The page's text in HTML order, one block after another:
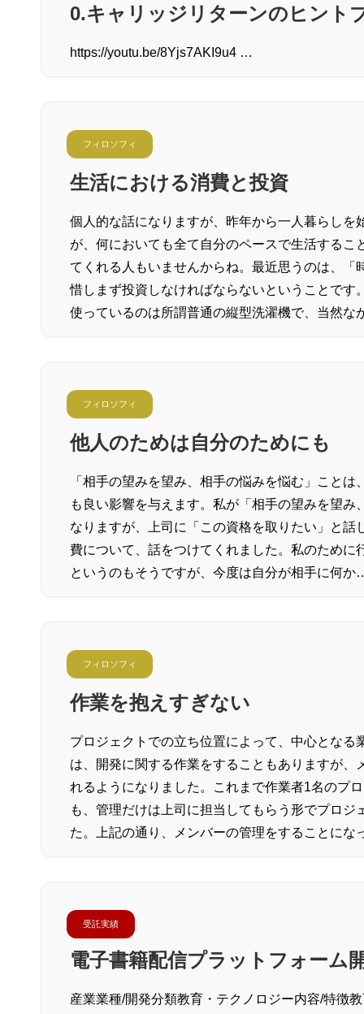
0.キャリッジリターンのヒント
https://youtu.be/8Yjs7AKI9u4 …
フィロソフィ
生活における消費と投資
個人的な話になりますが、昨年から一人暮らし
が、何においても全て自分のペースで生活する
てくれる人もいませんからね。最近思うのは、
惜しまず投資しなければならないということで
使っているのは所謂普通の縦型洗濯機で、当然な
フィロソフィ
他人のためは自分のためにも
「相手の望みを望み、相手の悩みを悩む」こと
も良い影響を与えます。私が「相手の望みを望
なりますが、上司に「この資格を取りたい」と
費について、話をつけてくれました。私のため
というのもそうですが、今度は自分が相手に何か
フィロソフィ
作業を抱えすぎない
プロジェクトでの立ち位置によって、中心とな
は、開発に関する作業をすることもありますが
れるようになりました。これまで作業者1名のプ
も、管理だけは上司に担当してもらう形でプロ
た。上記の通り、メンバーの管理をすることに
受託実績
電子書籍配信プラットフォーム
産業業種/開発分類教育・テクノロジー内容/特徴